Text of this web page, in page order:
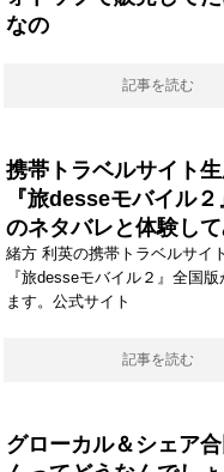
なの
記事を読む
携帯トラベルサイト
『旅desseモバイル
のネタバレと体験し
緒方 利英の携帯トラベルサイ
『旅desseモバイル２』全国
ます。公式サイト
記事を読む
グローカル＆シェア